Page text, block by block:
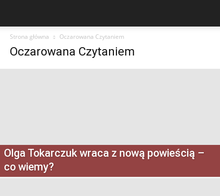
Strona główna Oczarowana Czytaniem
Oczarowana Czytaniem
Olga Tokarczuk wraca z nową powieścią –
co wiemy?